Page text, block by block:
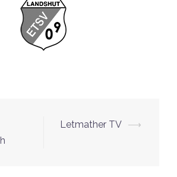
Letmather TV ⟶